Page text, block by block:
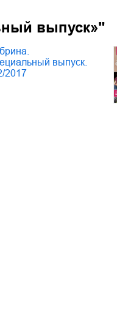
выпуск»"
выпуск.
2017